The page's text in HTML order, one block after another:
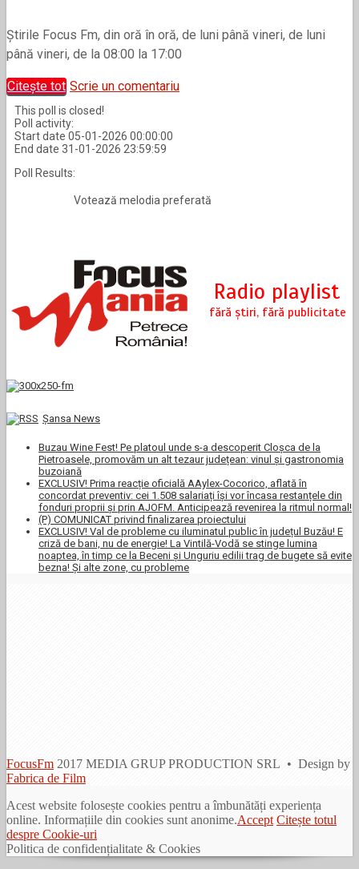
Știrile Focus Fm, din oră în oră, de luni până vineri, de luni
până vineri, de la 08:00 la 17:00
Citește tot Scrie un comentariu
This poll is closed!
Poll activity:
Start date 05-01-2026 00:00:00
End date 31-01-2026 23:59:59
Poll Results:
Votează melodia preferată
Şansa News
Buzau Wine Fest! Pe platoul unde s-a descoperit Cloșca de la
Pietroasele, promovăm un alt tezaur județean: vinul și gastronomia
buzoiană
EXCLUSIV! Prima reacție oficială AAylex-Cocorico, aflată în
concordat preventiv: cei 1.508 salariați își vor încasa restanțele din
fonduri proprii și prin AJOFM. Anticipează revenirea la ritmul normal!
(P) COMUNICAT privind finalizarea proiectului
EXCLUSIV! Val de probleme cu iluminatul public în județul Buzău! E
criză de bani, nu de energie! La Vintilă-Vodă se stinge lumina
noaptea, în timp ce la Beceni și Unguriu edilii trag de bugete să evite
bezna! Și alte zone, cu probleme
FocusFm 2017 MEDIA GRUP PRODUCTION SRL • Design by
Fabrica de Film
Acest website folosește cookies pentru a îmbunătăți experiența
online. Informațiile din cookies sunt anonime.Accept Citește totul
despre Cookie-uri
Politica de confidențialitate & Cookies